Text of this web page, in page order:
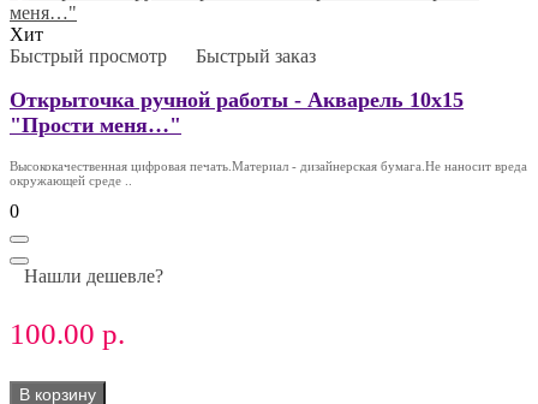
Хит
Быстрый просмотр
Быстрый заказ
Открыточка ручной работы - Акварель 10х15
"Прости меня…"
Высококачественная цифровая печать.Материал - дизайнерская бумага.Не наносит вреда
окружающей среде ..
0
Нашли дешевле?
100.00 р.
В корзину